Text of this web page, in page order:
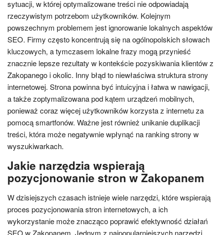
sytuacji, w której optymalizowane treści nie odpowiadają
rzeczywistym potrzebom użytkowników. Kolejnym
powszechnym problemem jest ignorowanie lokalnych aspektów
SEO. Firmy często koncentrują się na ogólnopolskich słowach
kluczowych, a tymczasem lokalne frazy mogą przynieść
znacznie lepsze rezultaty w kontekście pozyskiwania klientów z
Zakopanego i okolic. Inny błąd to niewłaściwa struktura strony
internetowej. Strona powinna być intuicyjna i łatwa w nawigacji,
a także zoptymalizowana pod kątem urządzeń mobilnych,
ponieważ coraz więcej użytkowników korzysta z internetu za
pomocą smartfonów. Ważne jest również unikanie duplikacji
treści, która może negatywnie wpłynąć na ranking strony w
wyszukiwarkach.
Jakie narzędzia wspierają
pozycjonowanie stron w Zakopanem
W dzisiejszych czasach istnieje wiele narzędzi, które wspierają
proces pozycjonowania stron internetowych, a ich
wykorzystanie może znacząco poprawić efektywność działań
SEO w Zakopanem. Jednym z najpopularniejszych narzędzi